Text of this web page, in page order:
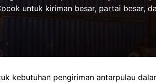
untuk kiriman besar, partai besar,
kebutuhan pengiriman antarpulau